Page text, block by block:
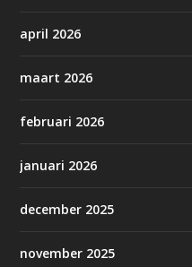
april 2026
maart 2026
februari 2026
januari 2026
december 2025
november 2025